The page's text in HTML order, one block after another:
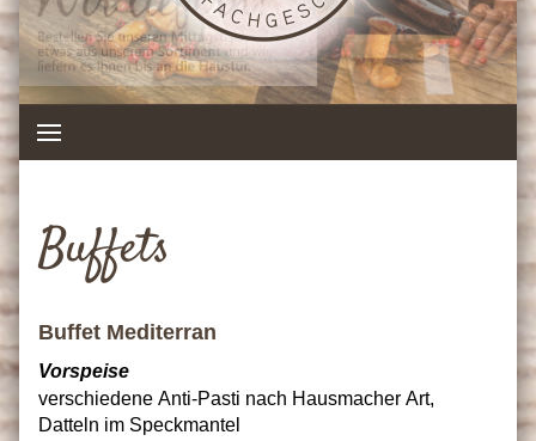
Buffets
Buffet Mediterran
Vorspeise
verschiedene Anti-Pasti nach Hausmacher Art,
Datteln im Speckmantel